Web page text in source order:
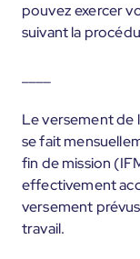
pouvez exercer
suivant la
Le versement de
se fait
fin de mission
effectivement
versement
travail.